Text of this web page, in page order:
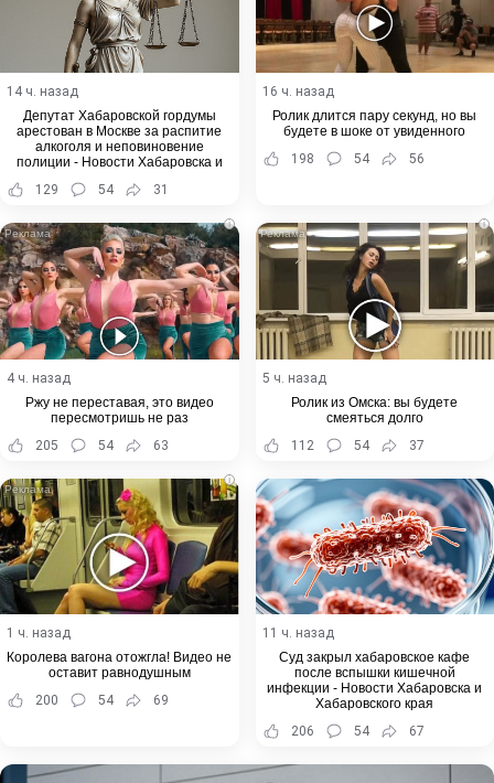
14 ч. назад
Депутат Хабаровской гордумы
арестован в Москве за распитие
алкоголя и неповиновение
полиции - Новости Хабаровска и
129 54 31
16 ч. назад
Ролик длится пару секунд, но вы
будете в шоке от увиденного
198
54 56
i
4 ч. назад
Ржу не переставая, это видео
пересмотришь не раз
205
54 63
i
5 ч. назад
Ролик из Омска: вы будете
смеяться долго
112
54 37
i
1 ч. назад
Королева вагона отожгла! Видео не
оставит равнодушным
200
54 69
11 ч. назад
Суд закрыл хабаровское кафе
после вспышки кишечной
инфекции - Новости Хабаровска и
Хабаровского края
206
54 67